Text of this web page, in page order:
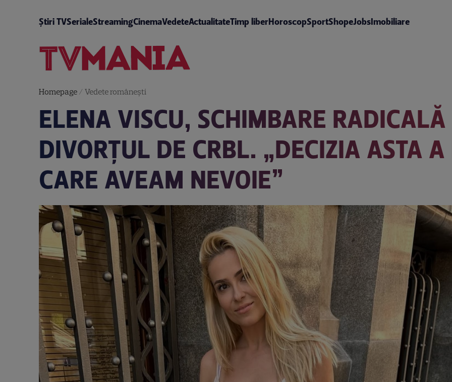
Știri TVSerialeStreamingCinemaVedeteActualitateTimp liberHoroscopSportShopeJobsImobiliare
Homepage/ Vedete româneşti
ELENA VISCU, SCHIMBARE
DIVORȚUL DE CRBL. „DECIZIA ASTA A
CARE AVEAM NEVOIE”